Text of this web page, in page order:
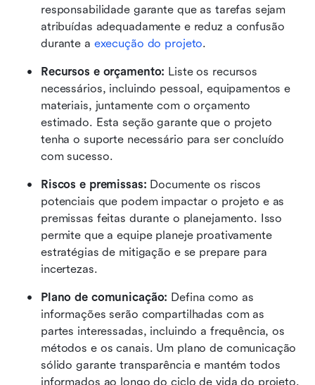
responsabilidade garante que as tarefas sejam
atribuídas adequadamente e reduz a confusão
durante a execução do projeto.
Recursos e orçamento: Liste os recursos
necessários, incluindo pessoal, equipamentos e
materiais, juntamente com o orçamento
estimado. Esta seção garante que o projeto
tenha o suporte necessário para ser concluído
com sucesso.
Riscos e premissas: Documente os riscos
potenciais que podem impactar o projeto e as
premissas feitas durante o planejamento. Isso
permite que a equipe planeje proativamente
estratégias de mitigação e se prepare para
incertezas.
Plano de comunicação: Defina como as
informações serão compartilhadas com as
partes interessadas, incluindo a frequência, os
métodos e os canais. Um plano de comunicação
sólido garante transparência e mantém todos
informados ao longo do ciclo de vida do projeto.